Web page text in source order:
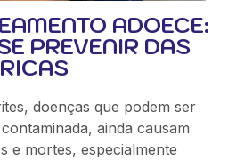
ADOECE:
PREVENIR DAS
doenças que podem ser
ainda causam
e mortes, especialmente